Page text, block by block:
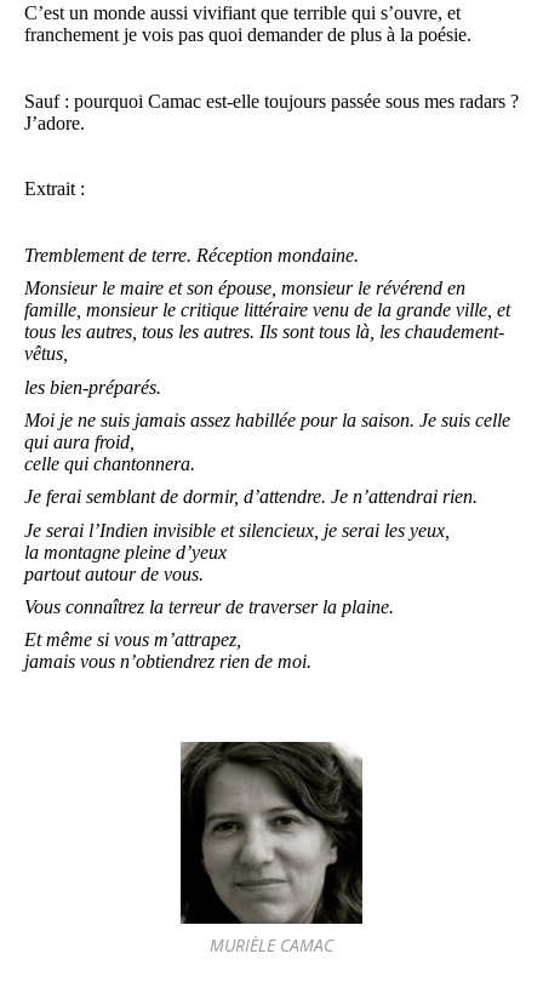
C’est un monde aussi vivifiant que terrible qui s’ouvre, et
franchement je vois pas quoi demander de plus à la poésie.
Sauf : pourquoi Camac est-elle toujours passée sous mes radars ?
J’adore.
Extrait :
Tremblement de terre. Réception mondaine.
Monsieur le maire et son épouse, monsieur le révérend en
famille, monsieur le critique littéraire venu de la grande ville, et
tous les autres, tous les autres. Ils sont tous là, les chaudement-
vêtus,
les bien-préparés.
Moi je ne suis jamais assez habillée pour la saison. Je suis celle
qui aura froid,
celle qui chantonnera.
Je ferai semblant de dormir, d’attendre. Je n’attendrai rien.
Je serai l’Indien invisible et silencieux, je serai les yeux,
la montagne pleine d’yeux
partout autour de vous.
Vous connaîtrez la terreur de traverser la plaine.
Et même si vous m’attrapez,
jamais vous n’obtiendrez rien de moi.
MURIÈLE CAMAC